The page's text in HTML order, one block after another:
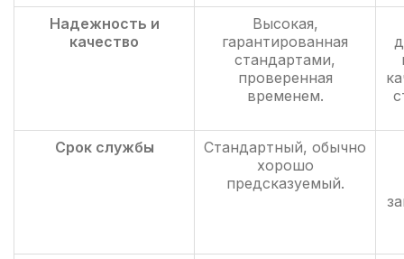
Надежность и
качество
Высокая,
гарантированная
стандартами,
проверенная
временем.
Срок службы
Стандартный, обычно
хорошо
предсказуемый.